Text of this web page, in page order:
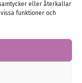
eller återkallar
funktioner och